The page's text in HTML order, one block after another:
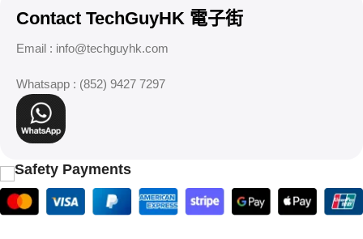
Contact TechGuyHK 電子街
Email : info@techguyhk.com
Whatsapp : (852) 9427 7297
Safety Payments